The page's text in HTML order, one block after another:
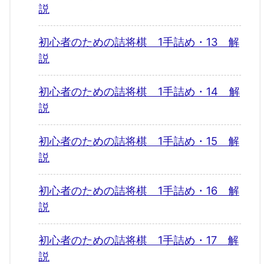
説
初心者のための詰将棋 1手詰め・13 解
説
初心者のための詰将棋 1手詰め・14 解
説
初心者のための詰将棋 1手詰め・15 解
説
初心者のための詰将棋 1手詰め・16 解
説
初心者のための詰将棋 1手詰め・17 解
説